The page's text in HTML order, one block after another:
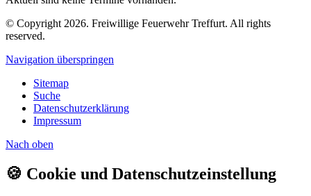
© Copyright 2026. Freiwillige Feuerwehr Treffurt. All rights
reserved.
Navigation überspringen
Sitemap
Suche
Datenschutzerklärung
Impressum
Nach oben
🍪 Cookie und Datenschutzeinstellung